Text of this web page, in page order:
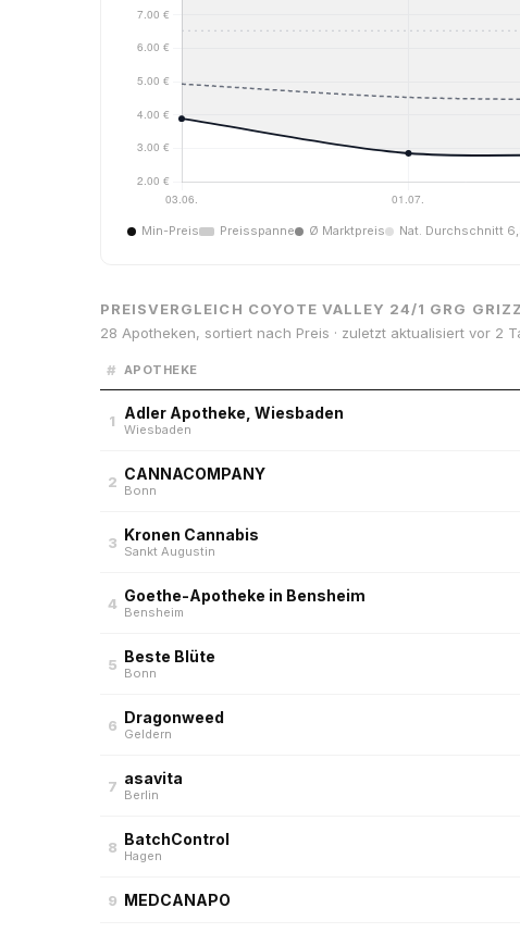
Min-Preis Preisspanne Ø Marktpreis Nat. Durchschnitt
PREISVERGLEICH COYOTE VALLEY 24/1 GRG
28 Apotheken, sortiert nach Preis · zuletzt aktualisiert vor 2
# APOTHEKE
1 Adler Apotheke, Wiesbaden
Wiesbaden
2 CANNACOMPANY
Bonn
3 Kronen Cannabis
Sankt Augustin
4 Goethe-Apotheke in Bensheim
Bensheim
5 Beste Blüte
Bonn
6 Dragonweed
Geldern
7 asavita
Berlin
8 BatchControl
Hagen
9 MEDCANAPO